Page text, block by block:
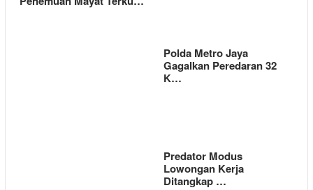
Polda Metro Jaya
Gagalkan Peredaran 32
K…
Predator Modus
Lowongan Kerja
Ditangkap …